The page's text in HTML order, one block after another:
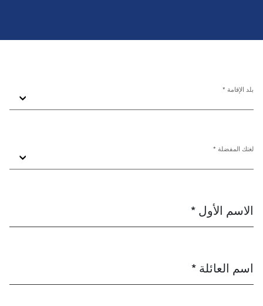
بلد الإقامة *
لغتك المفضلة *
الاسم الأول *
اسم العائلة *